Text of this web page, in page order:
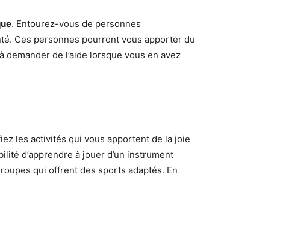
. Entourez-vous de personnes
Ces personnes pourront vous apporter du
de l’aide lorsque vous en avez
les activités qui vous apportent de la joie
d’apprendre à jouer d’un instrument
qui offrent des sports adaptés. En